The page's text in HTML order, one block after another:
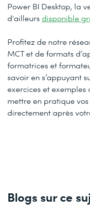
Power BI Desktop, la
d'ailleurs disponible
Profitez de notre
MCT et de formats
formatrices et
savoir en s’appuyant
exercices et
mettre en pratique
directement après
Blogs sur ce